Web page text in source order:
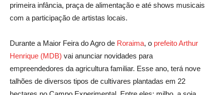
primeira infância, praça de alimentação e até shows musicais
com a participação de artistas locais.
Durante a Maior Feira do Agro de Roraima, o prefeito Arthur
Henrique (MDB) vai anunciar novidades para
empreendedores da agricultura familiar. Esse ano, terá nove
talhões de diversos tipos de cultivares plantadas em 22